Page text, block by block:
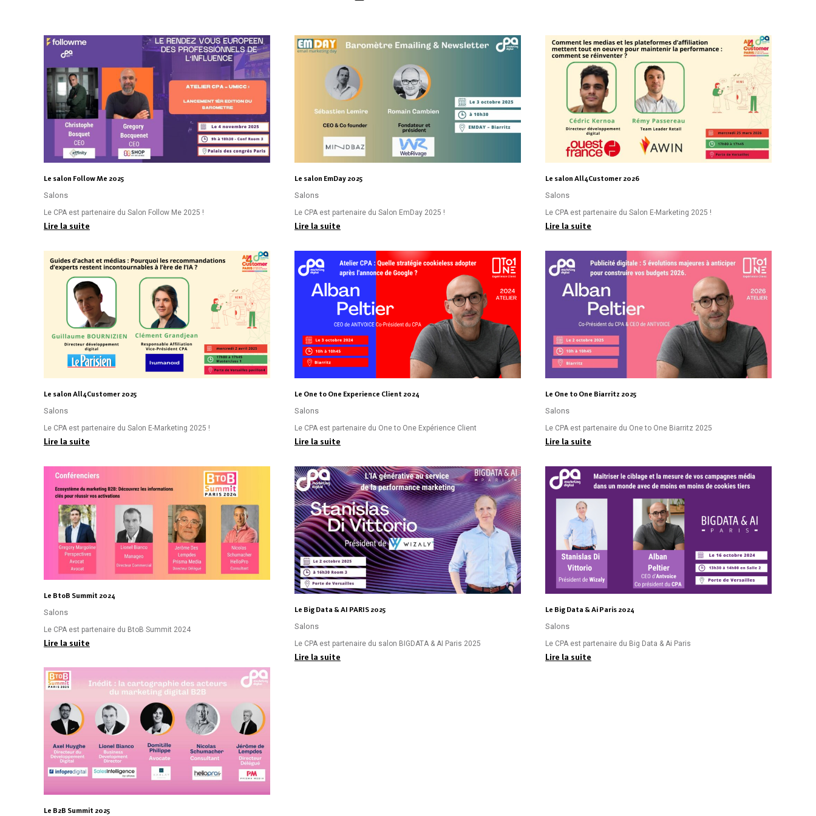
Le salon Follow Me 2025
Salons
Le CPA est partenaire du Salon Follow Me 2025 !
Lire la suite
Le salon EmDay 2025
Salons
Le CPA est partenaire du Salon EmDay 2025 !
Lire la suite
Le salon All4Customer 2026
Salons
Le CPA est partenaire du Salon E-Marketing 2025 !
Lire la suite
Le salon All4Customer 2025
Salons
Le CPA est partenaire du Salon E-Marketing 2025 !
Lire la suite
Le One to One Experience Client 2024
Salons
Le CPA est partenaire du One to One Expérience Client
Lire la suite
Le One to One Biarritz 2025
Salons
Le CPA est partenaire du One to One Biarritz 2025
Lire la suite
Le BtoB Summit 2024
Salons
Le CPA est partenaire du BtoB Summit 2024
Lire la suite
Le Big Data & AI PARIS 2025
Salons
Le CPA est partenaire du salon BIGDATA & AI Paris 2025
Lire la suite
Le Big Data & Ai Paris 2024
Salons
Le CPA est partenaire du Big Data & Ai Paris
Lire la suite
Le B2B Summit 2025